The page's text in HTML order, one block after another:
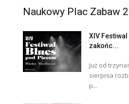
Naukowy Plac Zabaw
XIV
zakońc...
Już od
sierpnia
p...